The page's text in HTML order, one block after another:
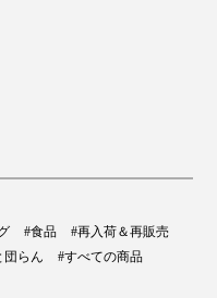
#食品
#再入荷＆再販売
団らん #すべての商品